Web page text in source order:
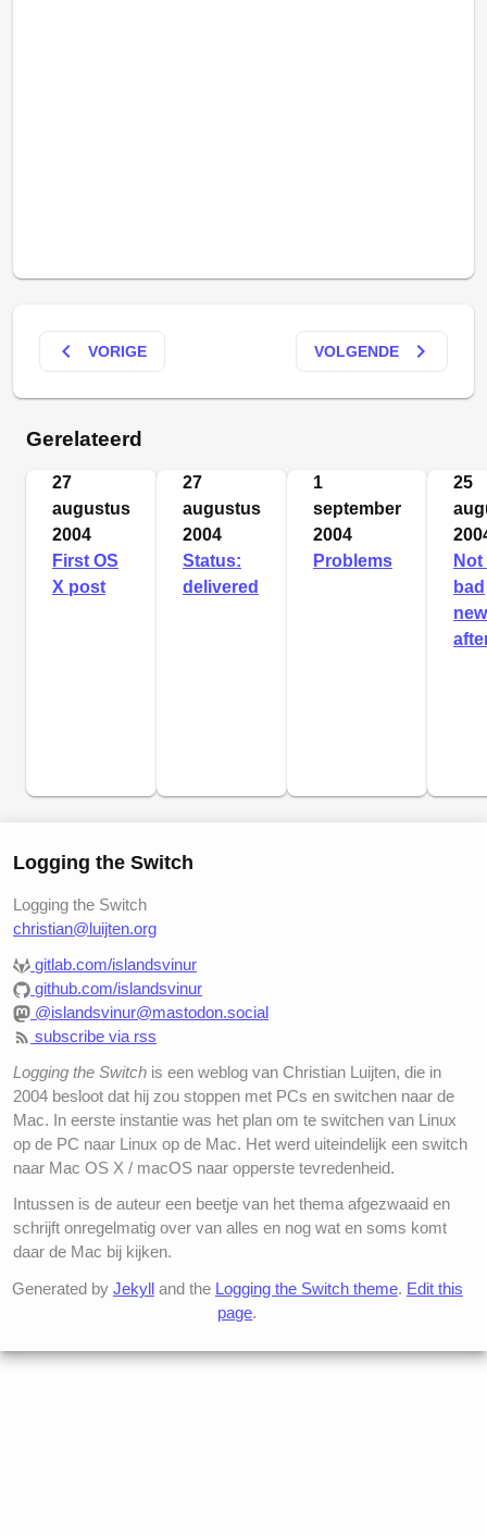
keyboard_arrow_left VORIGE VOLGENDE keyboard_arrow_right
Gerelateerd
27
augustus
2004
First OS
X post
27
augustus
2004
Status:
delivered
1
september
2004
Problems
25
bad
Logging the Switch
Logging the Switch
christian@luijten.org
gitlab.com/islandsvinur
github.com/islandsvinur
@islandsvinur@mastodon.social
subscribe via rss
Logging the Switch is een weblog van Christian Luijten, die in
2004 besloot dat hij zou stoppen met PCs en switchen naar de
Mac. In eerste instantie was het plan om te switchen van Linux
op de PC naar Linux op de Mac. Het werd uiteindelijk een switch
naar Mac OS X / macOS naar opperste tevredenheid.
Intussen is de auteur een beetje van het thema afgezwaaid en
schrijft onregelmatig over van alles en nog wat en soms komt
daar de Mac bij kijken.
Generated by Jekylland the Logging the Switch theme. Edit this
page.